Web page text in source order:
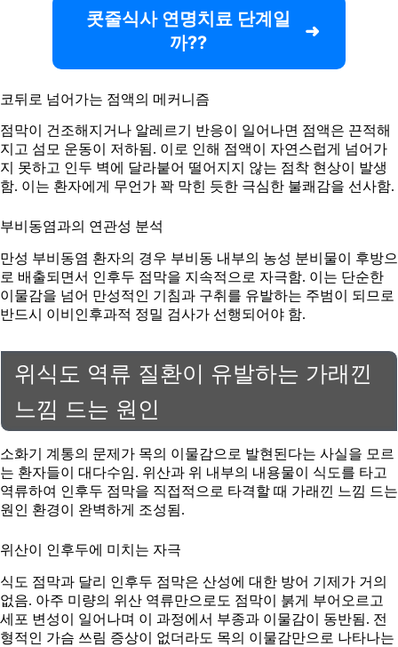
콧줄식사 연명치료 단계일
까??
코뒤로 넘어가는 점액의 메커니즘
점막이 건조해지거나 알레르기 반응이 일어나면 점액은 끈적해
지고 섬모 운동이 저하됨. 이로 인해 점액이 자연스럽게 넘어가
지 못하고 인두 벽에 달라붙어 떨어지지 않는 점착 현상이 발생
함. 이는 환자에게 무언가 꽉 막힌 듯한 극심한 불쾌감을 선사함.
부비동염과의 연관성 분석
만성 부비동염 환자의 경우 부비동 내부의 농성 분비물이 후방으
로 배출되면서 인후두 점막을 지속적으로 자극함. 이는 단순한
이물감을 넘어 만성적인 기침과 구취를 유발하는 주범이 되므로
반드시 이비인후과적 정밀 검사가 선행되어야 함.
위식도 역류 질환이 유발하는 가래낀
느낌 드는 원인
소화기 계통의 문제가 목의 이물감으로 발현된다는 사실을 모르
는 환자들이 대다수임. 위산과 위 내부의 내용물이 식도를 타고
역류하여 인후두 점막을 직접적으로 타격할 때 가래낀 느낌 드는
원인 환경이 완벽하게 조성됨.
위산이 인후두에 미치는 자극
식도 점막과 달리 인후두 점막은 산성에 대한 방어 기제가 거의
없음. 아주 미량의 위산 역류만으로도 점막이 붉게 부어오르고
세포 변성이 일어나며 이 과정에서 부종과 이물감이 동반됨. 전
형적인 가슴 쓰림 증상이 없더라도 목의 이물감만으로 나타나는